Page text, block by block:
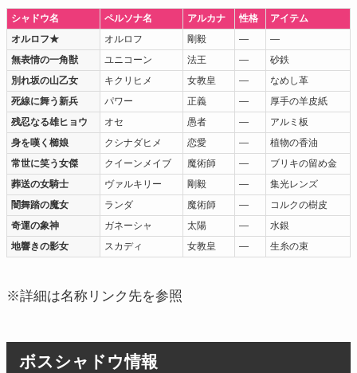
シャドウ名 ペルソナ名 アルカナ 性格
アイテム
オルロフ★
オルロフ 剛毅 ―
―
無表情の一角獣
ユニコーン 法王 ―
砂鉄
別れ坂の山乙女
キクリヒメ 女教皇 ―
なめし革
死線に舞う新兵
パワー 正義 ―
厚手の羊皮紙
残忍なる雄ヒョウ
オセ 愚者 ―
アルミ板
身を嘆く櫛娘
クシナダヒメ 恋愛 ―
植物の香油
常世に笑う女傑
クイーンメイブ 魔術師 ―
ブリキの留め金
葬送の女騎士
ヴァルキリー 剛毅 ―
集光レンズ
闇舞踏の魔女
ランダ 魔術師 ―
コルクの樹皮
奇運の象神
ガネーシャ 太陽 ―
水銀
地響きの影女
スカディ 女教皇 ― 生糸の束
※詳細は名称リンク先を参照
ボスシャドウ情報